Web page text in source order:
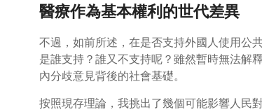
醫療作為基本權利的世代差異
不過，如前所述，在是否支持外國人使用公
是誰支持？誰又不支持呢？雖然暫時無法解
內分歧意見背後的社會基礎。
按照現存理論，我挑出了幾個可能影響人民